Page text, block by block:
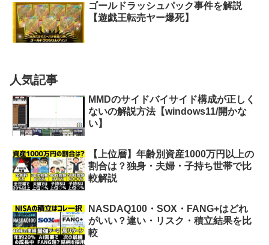
ゴールドラッシュパック事件を解説
【遊戯王転売ヤー爆死】
人気記事
MMDのサイドバイサイド構成が正しく
ないの解説方法【windows11/開かな
い】
【上位層】年齢別資産1000万円以上の
割合は？独身・夫婦・子持ち世帯で比
較解説
NASDAQ100・SOX・FANG+はどれ
がいい？違い・リスク・積立結果を比
較